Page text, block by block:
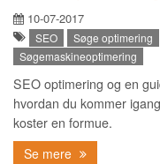
10-07-2017
SEO Søge optimering
Søgemaskineoptimering
SEO optimering og en
hvordan du kommer
koster en formue.
Se mere